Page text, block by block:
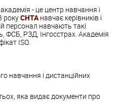
- це центр навчання і
рокуСНТАнавчає керівників і
персонал навчають такі
ФСБ, РЗД, Інгосстрах. Академія
ISO.
навчання і дистанційних
яка видає документи про